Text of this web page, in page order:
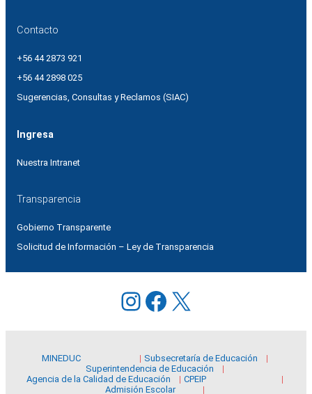
Contacto
+56 44 2873 921
+56 44 2898 025
Sugerencias, Consultas y Reclamos (SIAC)
Ingresa
Nuestra Intranet
Transparencia
Gobierno Transparente
Solicitud de Información – Ley de Transparencia
Instagram
Facebook
X
MINEDUC
Subsecretaría de Educación
Superintendencia de Educación
Agencia de la Calidad de Educación
CPEIP
Admisión Escolar